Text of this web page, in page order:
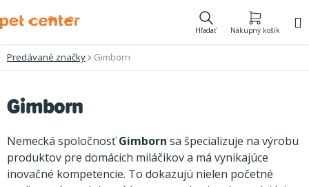
na
Hľadať Nákupný košík
Predávané značky Gimborn
Gimborn
Nemecká spoločnosťGimborn sa špecializuje na výrobu
produktov pre domácich miláčikov a má vynikajúce
inovačné kompetencie. To dokazujú nielen početné
V
ý
p
i